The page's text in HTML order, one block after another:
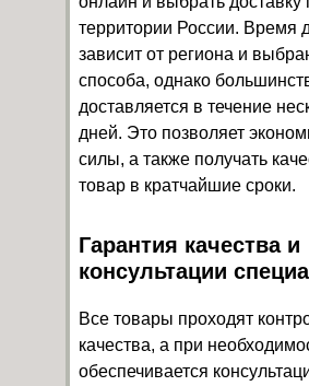
территории России. Время
зависит от региона и
способа, однако
доставляется в течение
дней. Это позволяет
силы, а также получать
товар в кратчайшие сроки.
Гарантия качества и
консультации
Все товары проходят
качества, а при
обеспечивается